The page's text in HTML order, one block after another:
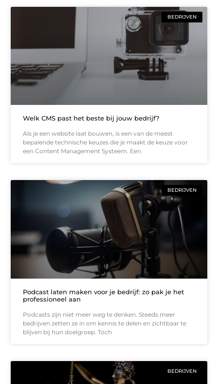
BEDRIJVEN
Welk CMS past het beste bij jouw bedrijf?
Als je een website laat bouwen, is een van de meest
bepalende technische keuzes die je maakt de keuze voor
een Content Management Systeem. Een
BEDRIJVEN
Podcast laten maken voor je bedrijf: zo pak je het
professioneel aan
Podcasts zijn niet meer weg te denken. Steeds meer
bedrijven zetten ze in om kennis te delen en zichtbaar te
blijven bij hun doelgroep. Toch
BEDRIJVEN